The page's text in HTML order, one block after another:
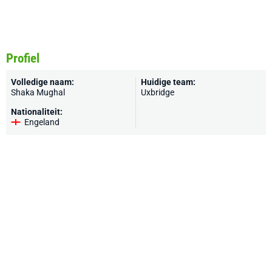
Profiel
Volledige naam:
Shaka Mughal
Nationaliteit:
Engeland
Huidige team:
Uxbridge